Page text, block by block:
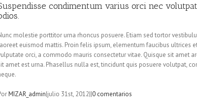
condimentum varius orci nec
molestie porttitor urna rhoncus posuere. Etiam sed tortor
euismod mattis. Proin felis ipsum, elementum faucibus ultrices
orci, a commodo mauris consectetur vitae. Quisque sit amet
amet est urna. Phasellus nulla est, tincidunt quis posuere volutpat,
MIZAR_admin|julio 31st, 2012||0 comentarios